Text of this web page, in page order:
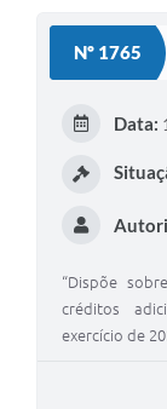
Nº 1765
Data:
“Dispõe
créditos
exercício de